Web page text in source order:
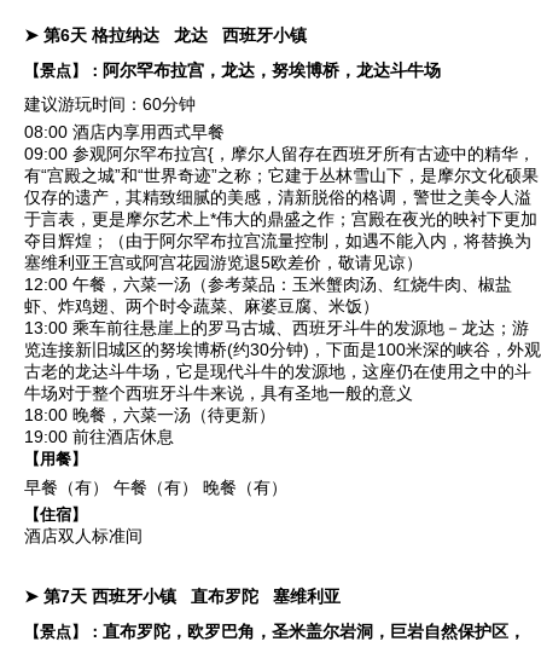
➤ 第6天 格拉纳达 龙达 西班牙小镇
【景点】： 阿尔罕布拉宫，龙达，努埃博桥，龙达斗牛场
建议游玩时间：60分钟
08:00 酒店内享用西式早餐
09:00 参观阿尔罕布拉宫{，摩尔人留存在西班牙所有古迹中的精华，
有“宫殿之城”和“世界奇迹”之称；它建于丛林雪山下，是摩尔文化硕果
仅存的遗产，其精致细腻的美感，清新脱俗的格调，警世之美令人溢
于言表，更是摩尔艺术上*伟大的鼎盛之作；宫殿在夜光的映衬下更加
夺目辉煌；（由于阿尔罕布拉宫流量控制，如遇不能入内，将替换为
塞维利亚王宫或阿宫花园游览退5欧差价，敬请见谅）
12:00 午餐，六菜一汤（参考菜品：玉米蟹肉汤、红烧牛肉、椒盐
虾、炸鸡翅、两个时令蔬菜、麻婆豆腐、米饭）
13:00 乘车前往悬崖上的罗马古城、西班牙斗牛的发源地－ 龙达 ；游
览连接新旧城区的努埃博桥(约30分钟)，下面是100米深的峡谷，外观
古老的龙达斗牛场 ，它是现代斗牛的发源地，这座仍在使用之中的斗
牛场对于整个西班牙斗牛来说，具有圣地一般的意义
18:00 晚餐，六菜一汤（待更新）
19:00 前往酒店休息
【用餐】
早餐（有） 午餐（有） 晚餐（有）
【住宿】
酒店双人标准间
➤ 第7天 西班牙小镇 直布罗陀 塞维利亚
【景点】： 直布罗陀，欧罗巴角，圣米盖尔岩洞，巨岩自然保护区，